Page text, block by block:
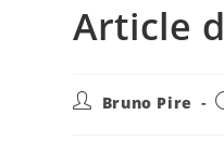
Article
Auteur/autrice
Bruno Pire